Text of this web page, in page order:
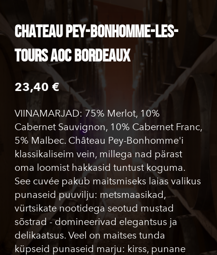
CHATEAU PEY-BONHOMME-LES-
TOURS AOC Bordeaux
23,40 €
VIINAMARJAD: 75% Merlot, 10%
Cabernet Sauvignon, 10% Cabernet Franc,
5% Malbec. Château Pey-Bonhomme'i
klassikaliseim vein, millega nad pärast
oma loomist hakkasid tuntust koguma.
See cuvée pakub maitsmiseks laias valikus
punaseid puuvilju: metsmaasikad,
vürtsikate nootidega seotud mustad
sõstrad - domineerivad elegantsus ja
delikaatsus. Veel on maitses tunda
küpseid punaseid marju: kirss, punane